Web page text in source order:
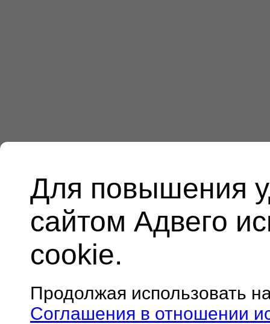
Для повышения
сайтом Адвего
cookie.
Продолжая использовать
Соглашения в отношении